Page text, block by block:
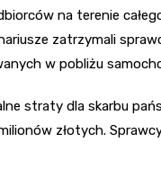
na terenie
zatrzymali
w pobliżu
straty dla skarbu
złotych.